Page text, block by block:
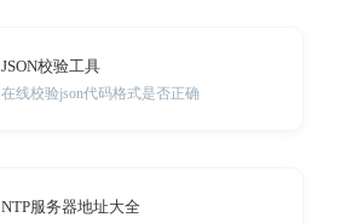
JSON校验工具
在线校验json代码格式是否正确
NTP服务器地址大全